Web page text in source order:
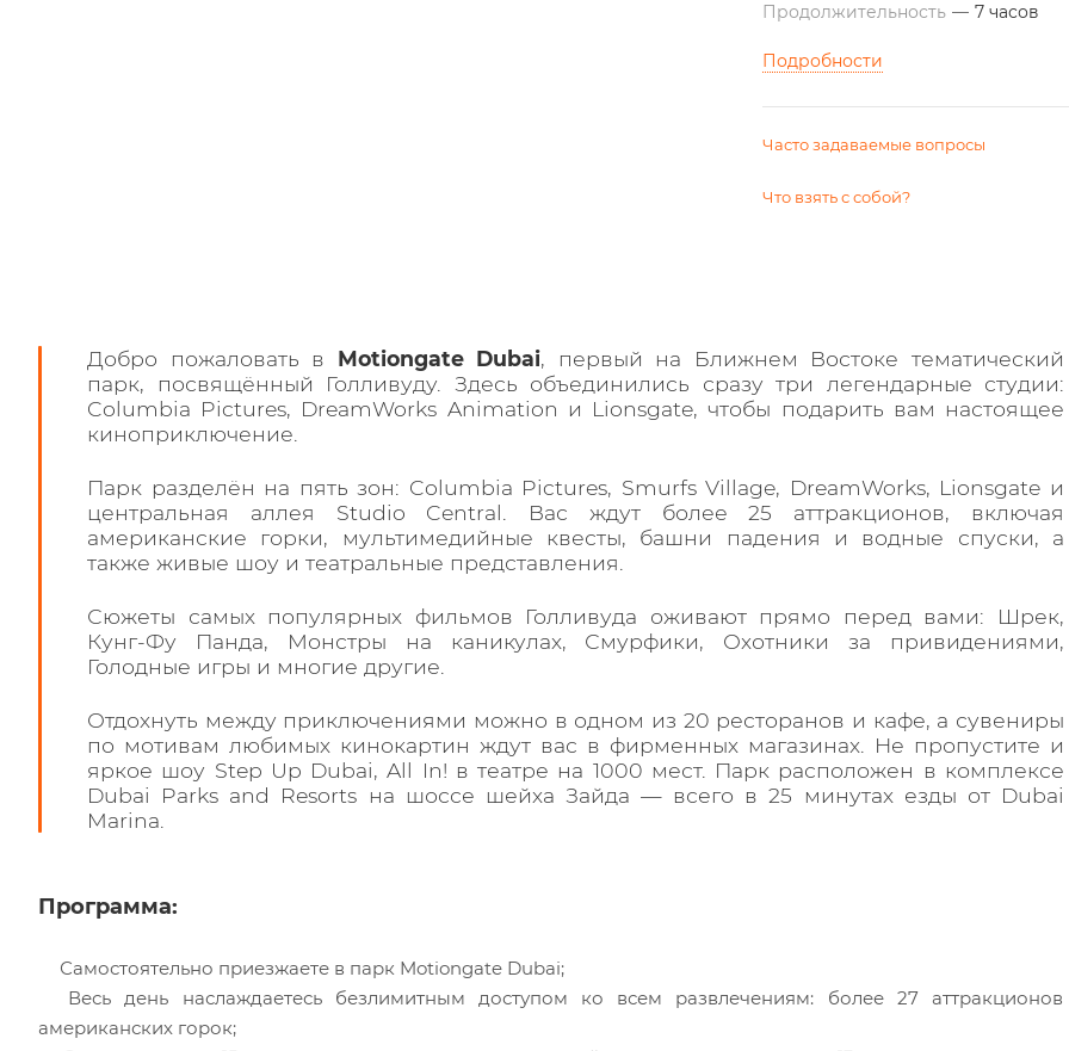
Продолжительность — 7 часов
Подробности
Часто задаваемые вопросы
Что взять с собой?
Добро пожаловать в Motiongate Dubai, первый на Ближнем Востоке тематический
парк, посвящённый Голливуду. Здесь объединились сразу три легендарные студии:
Columbia Pictures, DreamWorks Animation и Lionsgate, чтобы подарить вам настоящее
киноприключение.
Парк разделён на пять зон: Columbia Pictures, Smurfs Village, DreamWorks, Lionsgate и
центральная аллея Studio Central. Вас ждут более 25 аттракционов, включая
американские горки, мультимедийные квесты, башни падения и водные спуски, а
также живые шоу и театральные представления.
Сюжеты самых популярных фильмов Голливуда оживают прямо перед вами: Шрек,
Кунг-Фу Панда, Монстры на каникулах, Смурфики, Охотники за привидениями,
Голодные игры и многие другие.
Отдохнуть между приключениями можно в одном из 20 ресторанов и кафе, а сувениры
по мотивам любимых кинокартин ждут вас в фирменных магазинах. Не пропустите и
яркое шоу Step Up Dubai, All In! в театре на 1000 мест. Парк расположен в комплексе
Dubai Parks and Resorts на шоссе шейха Зайда — всего в 25 минутах езды от Dubai
Marina.
Программа:
Самостоятельно приезжаете в парк Motiongate Dubai;
Весь день наслаждаетесь безлимитным доступом ко всем развлечениям: более 27
американских горок;